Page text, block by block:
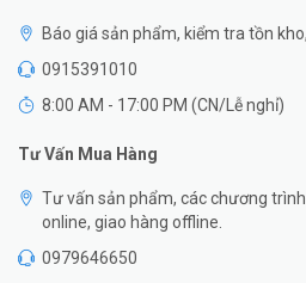
Báo giá sản phẩm, kiểm tra tồn
0915391010
8:00 AM - 17:00 PM (CN/Lễ nghỉ)
Tư Vấn Mua Hàng
Tư vấn sản phẩm, các chương
online, giao hàng offline.
0979646650